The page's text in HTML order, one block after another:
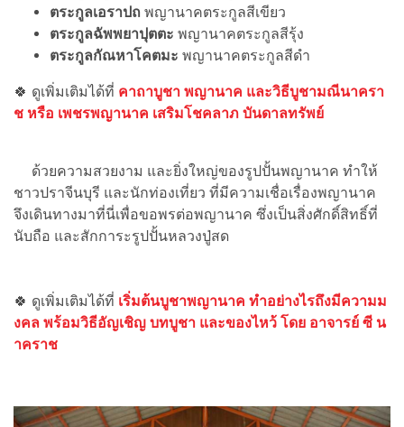
ตระกูลเอราปถ พญานาคตระกูลสีเขียว
ตระกูลฉัพพยาปุตตะ พญานาคตระกูลสีรุ้ง
ตระกูลกัณหาโคตมะ พญานาคตระกูลสีดำ
🍀 ดูเพิ่มเติมได้ที่ คาถาบูชา พญานาค และวิธีบูชามณีนาครา
ช หรือ เพชรพญานาค เสริมโชคลาภ บันดาลทรัพย์
ด้วยความสวยงาม และยิ่งใหญ่ของรูปปั้นพญานาค ทำให้
ชาวปราจีนบุรี และนักท่องเที่ยว ที่มีความเชื่อเรื่องพญานาค
จึงเดินทางมาที่นี่เพื่อขอพรต่อพญานาค ซึ่งเป็นสิ่งศักดิ์สิทธิ์ที่
นับถือ และสักการะรูปปั้นหลวงปู่สด
🍀 ดูเพิ่มเติมได้ที่ เริ่มต้นบูชาพญานาค ทำอย่างไรถึงมีความม
งคล พร้อมวิธีอัญเชิญ บทบูชา และของไหว้ โดย อาจารย์ ซี น
าคราช